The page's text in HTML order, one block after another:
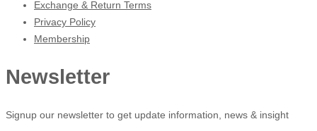
Exchange & Return Terms
Privacy Policy
Membership
Newsletter
Signup our newsletter to get update information, news & insight